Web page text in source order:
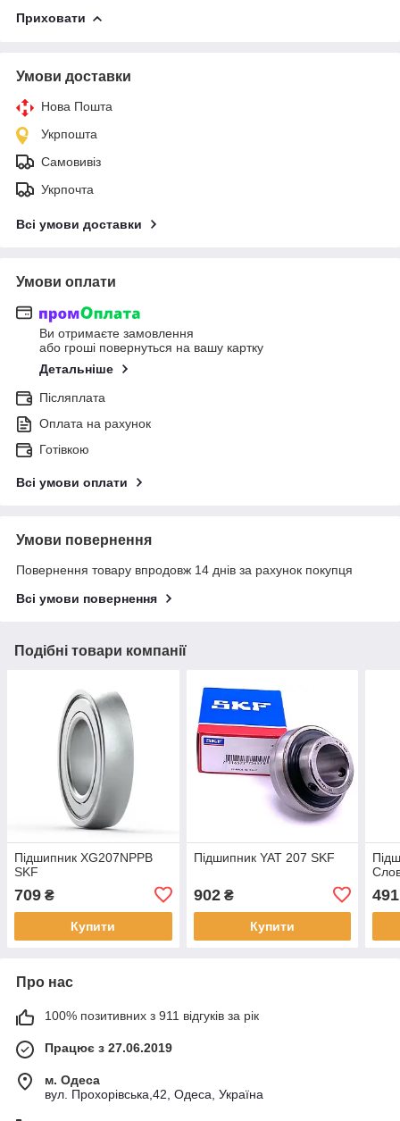
Приховати
Умови доставки
Нова Пошта
Укрпошта
Самовивіз
Укрпочта
Всі умови доставки
Умови оплати
Ви отримаєте замовлення
або гроші повернуться на вашу картку
Детальніше
Післяплата
Оплата на рахунок
Готівкою
Всі умови оплати
Умови повернення
Повернення товару впродовж 14 днів за рахунок покупця
Всі умови повернення
Подібні товари компанії
Підшипник XG207NPPB
SKF
709 ₴
Купити
Підшипник YAT 207 SKF
902₴
Купити
491
Про нас
100% позитивних з 911 відгуків за рік
Працює з 27.06.2019
м. Одеса
вул. Прохорівська,42, Одеса, Україна